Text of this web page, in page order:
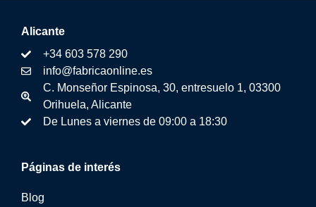
Páginas de interés
Blog
Alicante
+34 603 578 290
info@fabricaonline.es
C. Monseñor Espinosa, 30, entresuelo 1, 03300
Orihuela, Alicante
De Lunes a viernes de 09:00 a 18:30